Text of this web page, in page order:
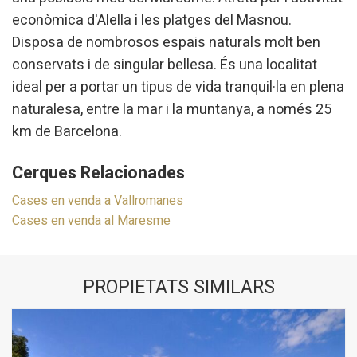
econòmica d'Alella i les platges del Masnou.
Disposa de nombrosos espais naturals molt ben
conservats i de singular bellesa. És una localitat
ideal per a portar un tipus de vida tranquil·la en plena
naturalesa, entre la mar i la muntanya, a només 25
km de Barcelona.
Cerques Relacionades
Cases en venda a Vallromanes
Cases en venda al Maresme
PROPIETATS SIMILARS